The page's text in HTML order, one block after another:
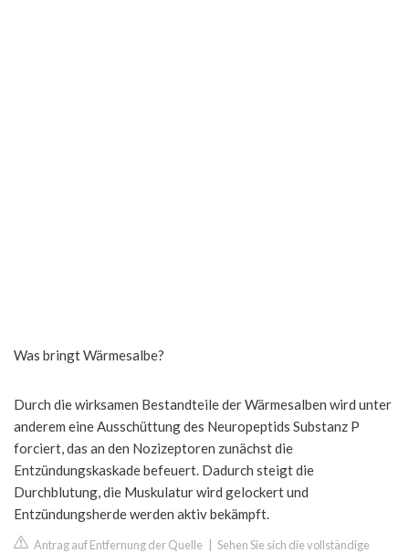
Was bringt Wärmesalbe?
Durch die wirksamen Bestandteile der Wärmesalben wird unter
anderem eine Ausschüttung des Neuropeptids Substanz P
forciert, das an den Nozizeptoren zunächst die
Entzündungskaskade befeuert. Dadurch steigt die
Durchblutung, die Muskulatur wird gelockert und
Entzündungsherde werden aktiv bekämpft.
Antrag auf Entfernung der Quelle Sehen Sie sich die vollständige